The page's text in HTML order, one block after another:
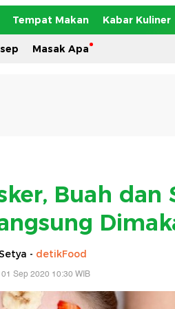
Tempat Makan Kabar Kuliner
Masak Apa
Buah dan
- detikFood
Sep 2020 10:30 WIB